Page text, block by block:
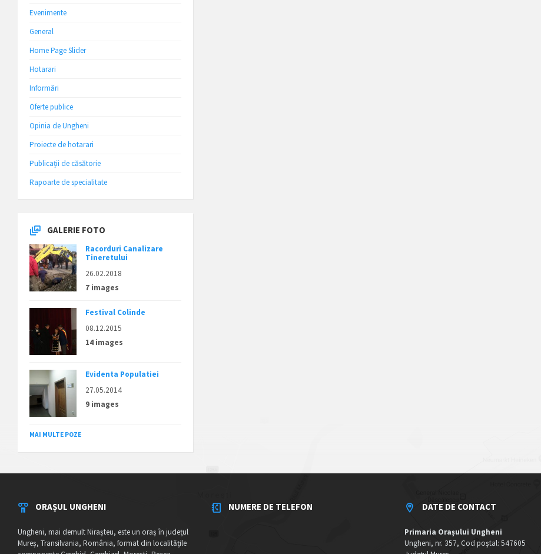
Evenimente
General
Home Page Slider
Hotarari
Informări
Oferte publice
Opinia de Ungheni
Proiecte de hotarari
Publicații de căsătorie
Rapoarte de specialitate
GALERIE FOTO
Racorduri Canalizare
Tineretului
26.02.2018
7 images
Festival Colinde
08.12.2015
14 images
Evidenta Populatiei
27.05.2014
9 images
MAI MULTE POZE
ORAȘUL UNGHENI
Ungheni, mai demult Nirașteu, este un oraș în județul
Mureș, Transilvania, România, format din localitățile
NUMERE DE TELEFON DATE DE CONTACT
Primaria Orașului Ungheni
Ungheni, nr. 357, Cod poștal: 547605